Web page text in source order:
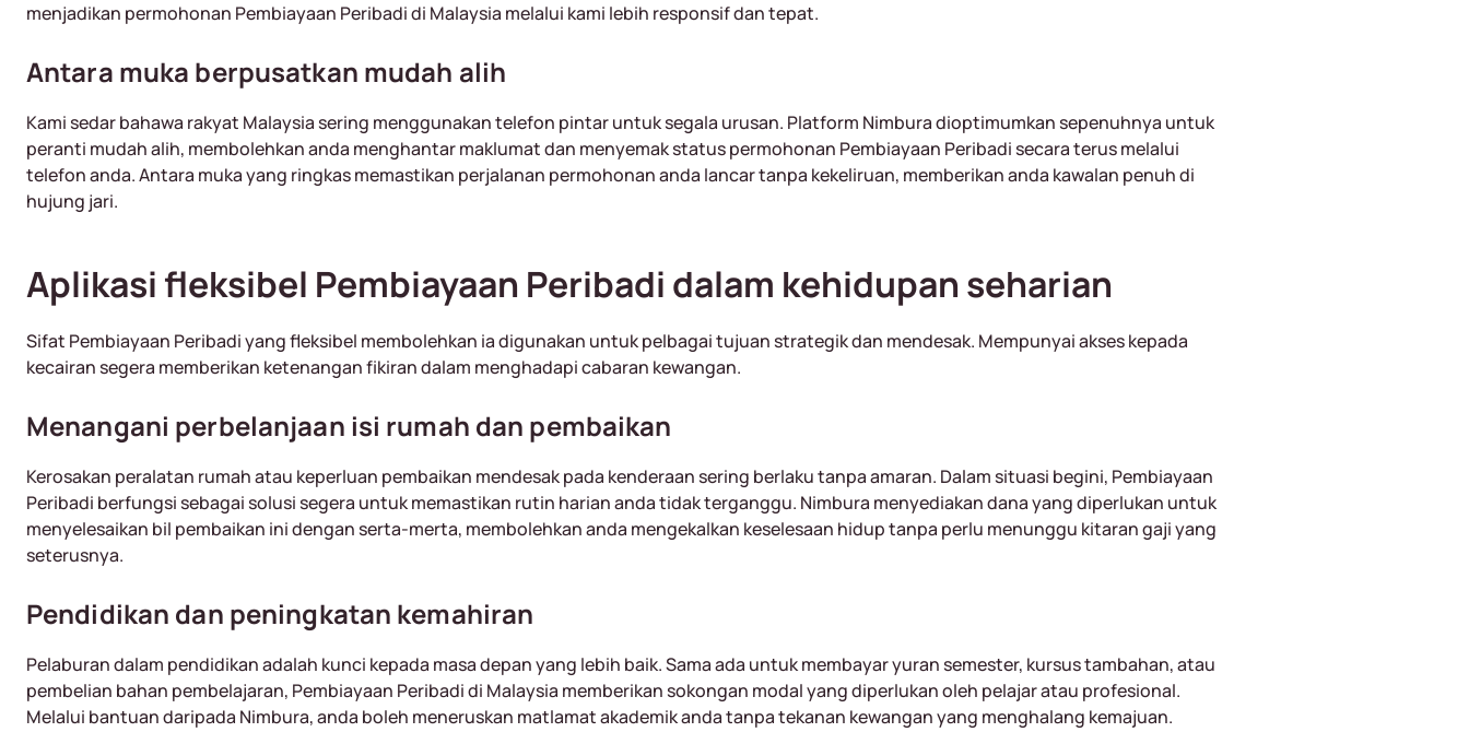
menjadikan permohonan Pembiayaan Peribadi di Malaysia melalui kami lebih responsif dan tepat.
Antara muka berpusatkan mudah alih
Kami sedar bahawa rakyat Malaysia sering menggunakan telefon pintar untuk segala urusan. Platform Nimbura dioptimumkan sepenuhnya untuk
peranti mudah alih, membolehkan anda menghantar maklumat dan menyemak status permohonan Pembiayaan Peribadi secara terus melalui
telefon anda. Antara muka yang ringkas memastikan perjalanan permohonan anda lancar tanpa kekeliruan, memberikan anda kawalan penuh di
hujung jari.
Aplikasi fleksibel Pembiayaan Peribadi dalam kehidupan seharian
Sifat Pembiayaan Peribadi yang fleksibel membolehkan ia digunakan untuk pelbagai tujuan strategik dan mendesak. Mempunyai akses kepada
kecairan segera memberikan ketenangan fikiran dalam menghadapi cabaran kewangan.
Menangani perbelanjaan isi rumah dan pembaikan
Kerosakan peralatan rumah atau keperluan pembaikan mendesak pada kenderaan sering berlaku tanpa amaran. Dalam situasi begini, Pembiayaan
Peribadi berfungsi sebagai solusi segera untuk memastikan rutin harian anda tidak terganggu. Nimbura menyediakan dana yang diperlukan untuk
menyelesaikan bil pembaikan ini dengan serta-merta, membolehkan anda mengekalkan keselesaan hidup tanpa perlu menunggu kitaran gaji yang
seterusnya.
Pendidikan dan peningkatan kemahiran
Pelaburan dalam pendidikan adalah kunci kepada masa depan yang lebih baik. Sama ada untuk membayar yuran semester, kursus tambahan, atau
pembelian bahan pembelajaran, Pembiayaan Peribadi di Malaysia memberikan sokongan modal yang diperlukan oleh pelajar atau profesional.
Melalui bantuan daripada Nimbura, anda boleh meneruskan matlamat akademik anda tanpa tekanan kewangan yang menghalang kemajuan.